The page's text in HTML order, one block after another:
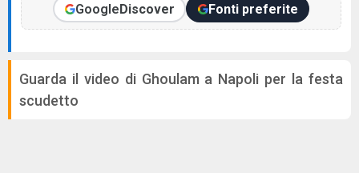
GoogleDiscover Fonti preferite
Guarda il video di Ghoulam a Napoli per la festa
scudetto